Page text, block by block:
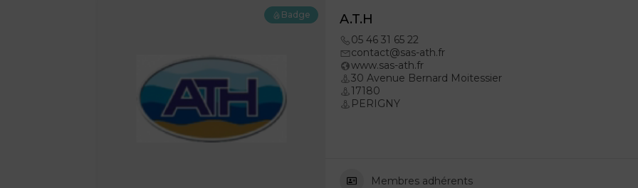
Badge A.T.H
05 46 31 65 22
contact@sas-ath.fr
www.sas-ath.fr
30 Avenue Bernard Moitessier
17180
PERIGNY
Membres adhérents